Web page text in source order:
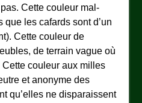
Cette couleur mal-
les cafards sont d’un
Cette couleur de
de terrain vague où
Cette couleur aux milles
et anonyme des
qu’elles ne disparaissent